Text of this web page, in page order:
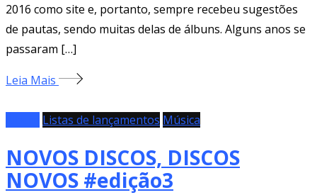
2016 como site e, portanto, sempre recebeu sugestões
de pautas, sendo muitas delas de álbuns. Alguns anos se
passaram […]
Leia Mais
Listas de lançamentos Música
NOVOS DISCOS, DISCOS
NOVOS #edição3